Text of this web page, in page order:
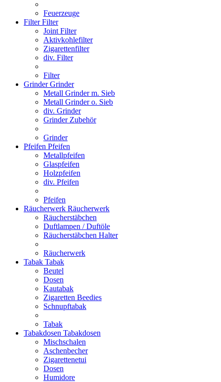
Feuerzeuge
FilterFilter
Joint Filter
Aktivkohlefilter
Zigarettenfilter
div. Filter
Filter
GrinderGrinder
Metall Grinder m. Sieb
Metall Grinder o. Sieb
div. Grinder
Grinder Zubehör
Grinder
Pfeifen Pfeifen
Metallpfeifen
Glaspfeifen
Holzpfeifen
div. Pfeifen
Pfeifen
Räucherwerk Räucherwerk
Räucherstäbchen
Duftlampen / Duftöle
Räucherstäbchen Halter
Räucherwerk
Tabak Tabak
Beutel
Dosen
Kautabak
Zigaretten Beedies
Schnupftabak
Tabak
Tabakdosen Tabakdosen
Mischschalen
Aschenbecher
Zigarettenetui
Dosen
Humidore